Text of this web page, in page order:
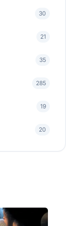
30
21
35
285
19
20